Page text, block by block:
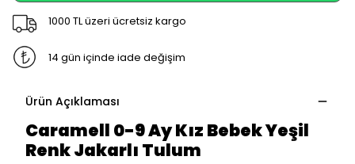
1000 TL üzeri ücretsiz kargo
14 gün içinde iade değişim
Ürün Açıklaması
Caramell 0-9 Ay Kız Bebek Yeşil
Renk Jakarlı Tulum